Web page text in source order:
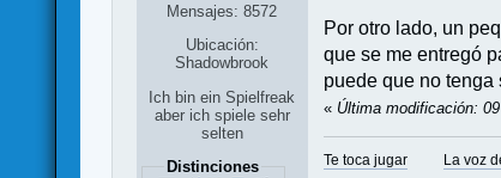
Mensajes: 8572
Ubicación:
Shadowbrook
Ich bin ein Spielfreak
aber ich spiele sehr
selten
Distinciones
Por otro lado, un
que se me entregó
puede que no tenga
« Última modificación:
Te toca jugar La voz